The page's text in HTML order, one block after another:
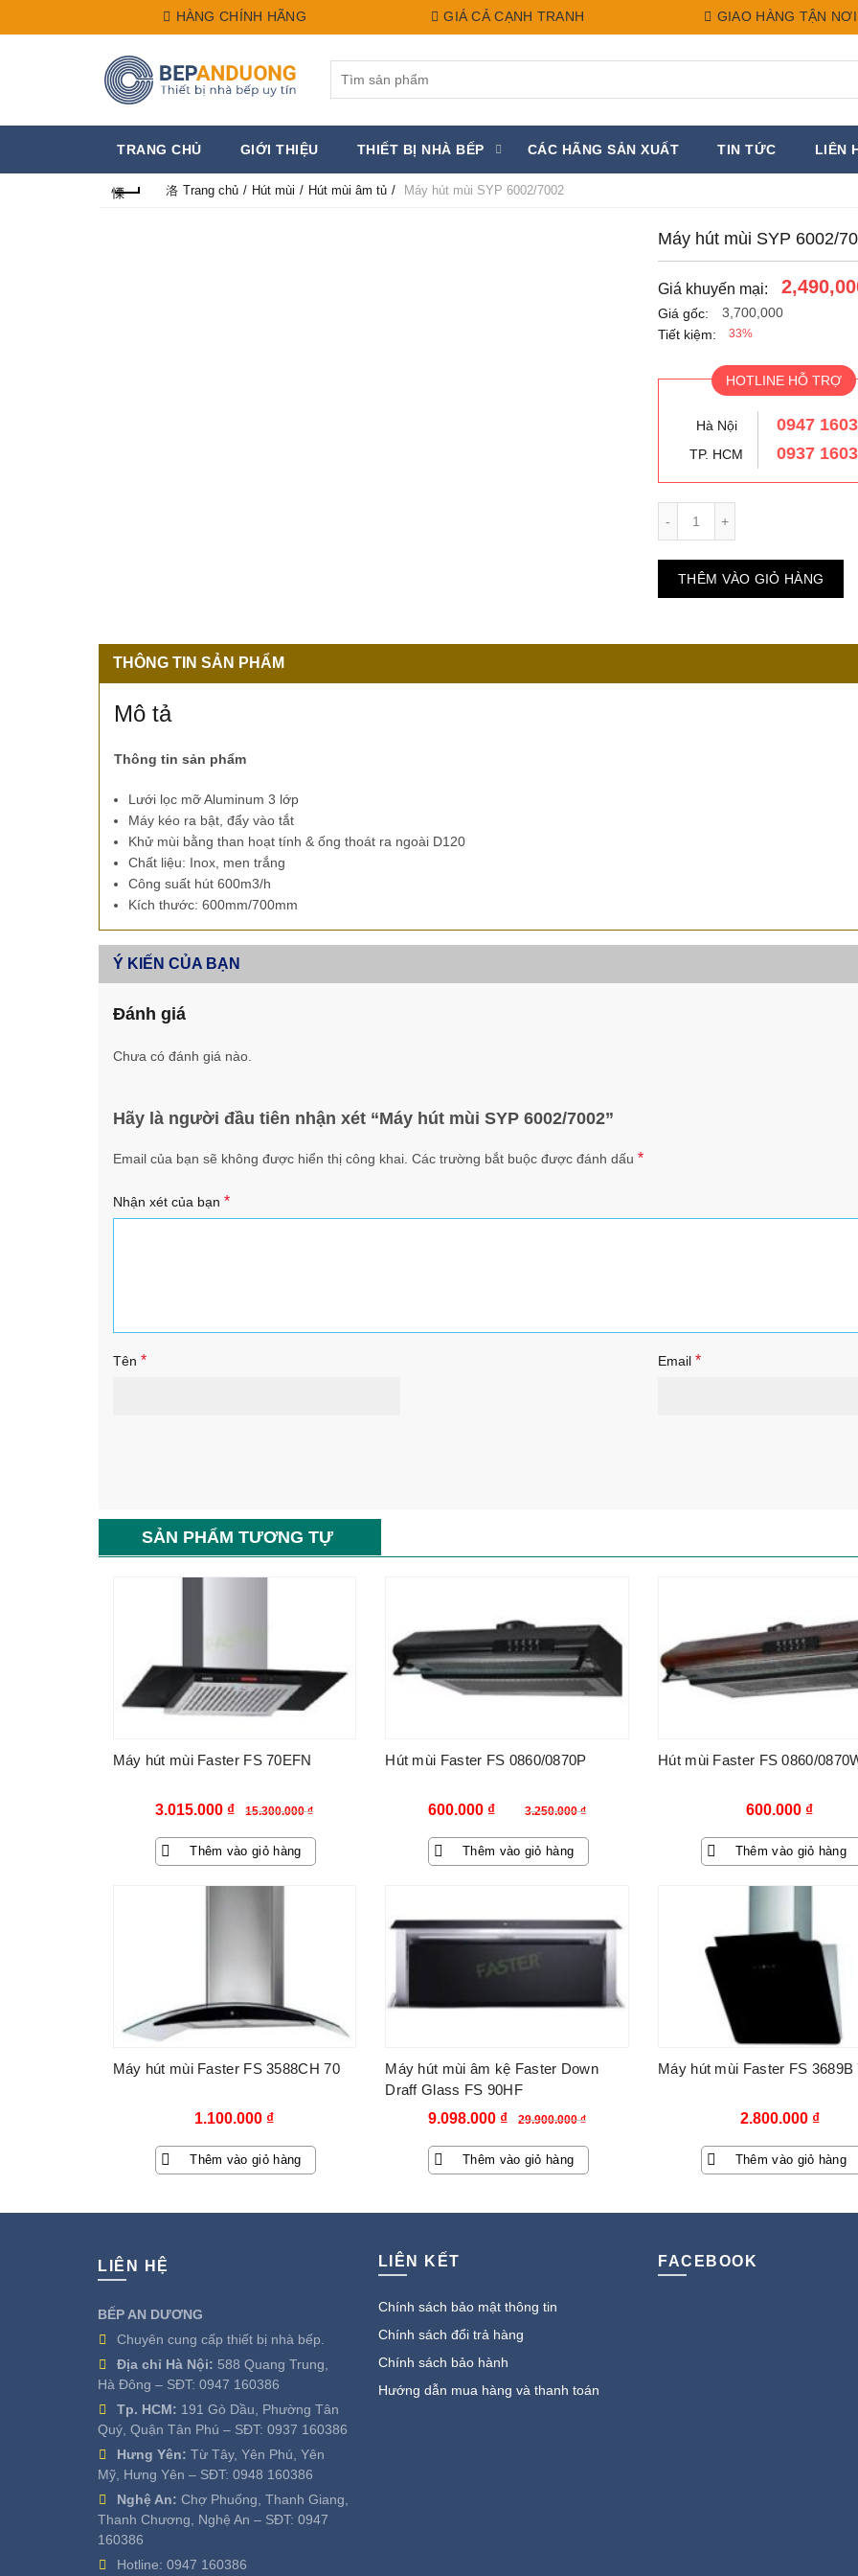
HÀNG CHÍNH HÃNG GIÁ CẢ CẠNH TRANH GIAO HÀNG TẬN NƠI
TRANG CHỦ GIỚI THIỆU THIẾT BỊ NHÀ BẾP CÁC HÃNG SẢN XUẤT TIN TỨC LIÊN
Trang chủ Hút mùi Hút mùi âm tủ Máy hút mùi SYP 6002/7002
Máy hút mùi SYP 6002/
Giá khuyến mại:
Giá gốc:
3,700,000
Tiết kiệm:
33%
HOTLINE HỖ TRỢ
Hà Nội 0947
TP. HCM 0937
THÊM VÀO GIỎ HÀNG
THÔNG TIN SẢN PHẨM
Mô tả
Thông tin sản phẩm
Lưới lọc mỡ Aluminum 3 lớp
Máy kéo ra bật, đẩy vào tắt
Khử mùi bằng than hoạt tính & ống thoát ra ngoài D120
Chất liệu: Inox, men trắng
Công suất hút 600m3/h
Kích thước: 600mm/700mm
Ý KIẾN CỦA BẠN
Đánh giá
Chưa có đánh giá nào.
Hãy là người đầu tiên nhận xét “Máy hút mùi SYP 6002/7002”
Email của bạn sẽ không được hiển thị công khai. Các trường bắt buộc được đánh dấu *
Nhận xét của bạn *
Tên * Email *
SẢN PHẨM TƯƠNG TỰ
Máy hút mùi Faster FS 70EFN
15.300.000₫
Giá
gốc
là:
3.015.000 ₫
Giá
hiện
tại
Thêm vào giỏ hàng
Hút mùi Faster FS 0860/0870P
3.250.000₫
Giá
gốc
là:
600.000 ₫
Giá
hiện
tại
600.000 ₫.
Thêm vào giỏ hàng
Hút mùi Faster FS 0860/
600.000 ₫
Thêm vào giỏ hàng
Máy hút mùi Faster FS 3588CH 70
1.100.000 ₫
Thêm vào giỏ hàng
Máy hút mùi âm kệ Faster Down
Draff Glass FS 90HF
29.900.000₫
Giá
gốc
là:
29.900.000 ₫.
9.098.000 ₫
Giá
hiện
tại
là:
Thêm vào giỏ hàng
Máy hút mùi Faster FS 3689B
2.800.000 ₫
Thêm vào giỏ hàng
LIÊN HỆ
BẾP AN DƯƠNG
Chuyên cung cấp thiết bị nhà bếp.
Địa chỉ Hà Nội: 588 Quang Trung,
Hà Đông – SĐT: 0947 160386
Tp. HCM: 191 Gò Dầu, Phường Tân
Quý, Quận Tân Phú – SĐT: 0937 160386
Hưng Yên: Từ Tây, Yên Phú, Yên
Mỹ, Hưng Yên – SĐT: 0948 160386
Nghệ An: Chợ Phuống, Thanh Giang,
Thanh Chương, Nghệ An – SĐT: 0947
160386
Hotline: 0947 160386
LIÊN KẾT
Chính sách bảo mật thông tin
Chính sách đổi trả hàng
Chính sách bảo hành
Hướng dẫn mua hàng và thanh toán
FACEBOOK